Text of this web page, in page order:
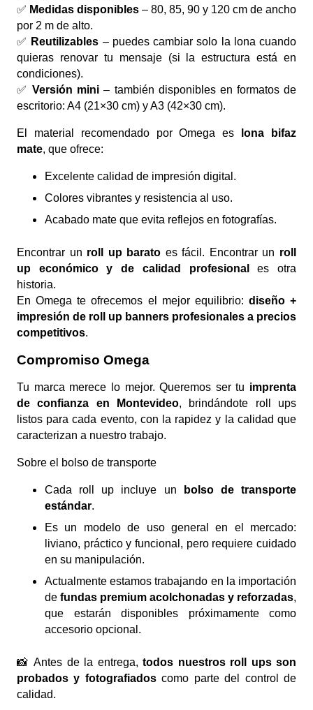
✅ Medidas disponibles – 80, 85, 90 y 120 cm de ancho
por 2 m de alto.
✅ Reutilizables – puedes cambiar solo la lona cuando
quieras renovar tu mensaje (si la estructura está en
condiciones).
✅Versión mini – también disponibles en formatos de
escritorio: A4 (21×30 cm) y A3 (42×30 cm).
El material recomendado por Omega es
lona bifaz
mate, que ofrece:
Excelente calidad de impresión digital.
Colores vibrantes y resistencia al uso.
Acabado mate que evita reflejos en fotografías.
Encontrar un roll up barato es fácil. Encontrar un roll
up económico y de calidad profesional
es otra
historia.
En Omega te ofrecemos el mejor equilibrio: diseño +
impresión de roll up banners profesionales a precios
competitivos.
Compromiso Omega
Tu marca merece lo mejor. Queremos ser tu imprenta
de confianza en Montevideo, brindándote roll ups
listos para cada evento, con la rapidez y la calidad que
caracterizan a nuestro trabajo.
Sobre el bolso de transporte
Cada roll up incluye un
bolso de transporte
estándar.
Es un modelo de uso general en el mercado:
liviano, práctico y funcional, pero requiere cuidado
en su manipulación.
Actualmente estamos trabajando en la importación
de fundas premium acolchonadas y reforzadas,
que estarán disponibles próximamente como
accesorio opcional.
📸 Antes de la entrega, todos nuestros roll ups son
probados y fotografiadoscomo parte del control de
calidad.